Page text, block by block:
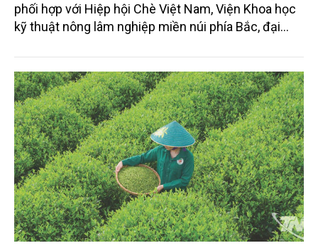
phối hợp với Hiệp hội Chè Việt Nam, Viện Khoa học
kỹ thuật nông lâm nghiệp miền núi phía Bắc, đại
nghiên cứu, bảo tồn và phát huy giá trị vườn trà cổ
núi Hòn Chảo thôn Mỹ Thành, xã Hòa Mỹ.